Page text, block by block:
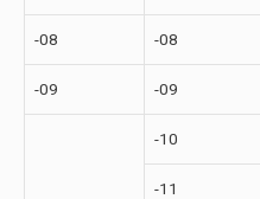
-08 -08
-09 -09
-10
-11